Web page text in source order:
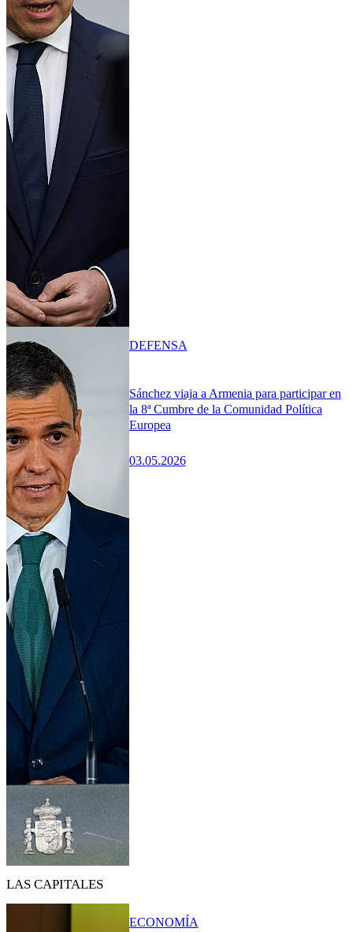
Sánchez viaja a Armenia para participar en
la 8ª Cumbre de la Comunidad Política
Europea
03.05.2026
DEFENSA
LAS CAPITALES
ECONOMÍA